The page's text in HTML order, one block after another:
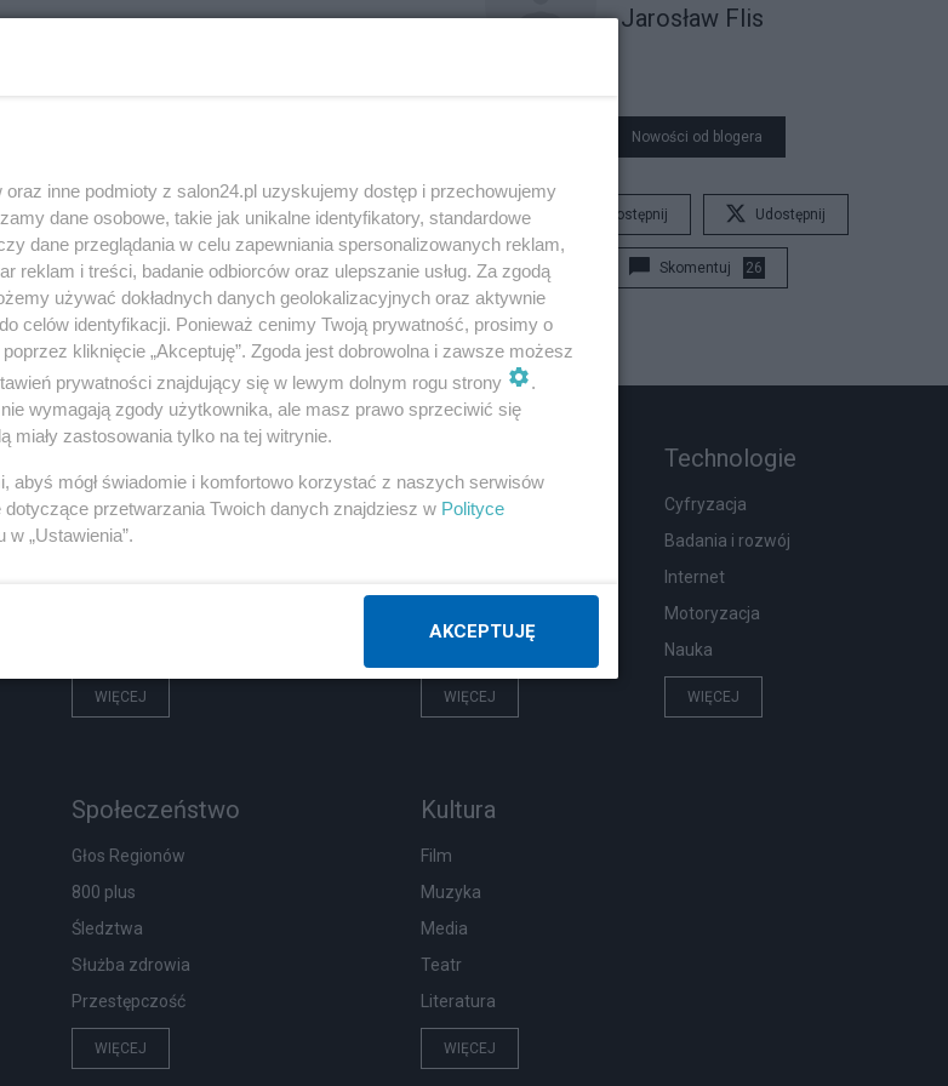
Jarosław Flis
Nowości od blogera
Udostępnij Udostępnij
Skomentuj 26
Biznes
Pieniądze
WIĘCEJ
Zdrowie
WIĘCEJ
Technologie
Cyfryzacja
Badania i rozwój
Internet
Motoryzacja
Nauka
WIĘCEJ
Społeczeństwo
Głos Regionów
800 plus
Śledztwa
Służba zdrowia
Przestępczość
WIĘCEJ
Kultura
Film
Muzyka
Media
Teatr
Literatura
WIĘCEJ
inne podmioty z salon24.pl uzyskujemy dostęp i przechowujemy
dane osobowe, takie jak unikalne identyfikatory, standardowe
dane przeglądania w celu zapewniania spersonalizowanych reklam,
reklam i treści, badanie odbiorców oraz ulepszanie usług. Za zgodą
używać dokładnych danych geolokalizacyjnych oraz aktywnie
celów identyfikacji. Ponieważ cenimy Twoją prywatność, prosimy o
kliknięcie „Akceptuję”. Zgoda jest dobrowolna i zawsze możesz
prywatności znajdujący się w lewym dolnym rogu strony
.
wymagają zgody użytkownika, ale masz prawo sprzeciwić się
miały zastosowania tylko na tej witrynie.
abyś mógł świadomie i komfortowo korzystać z naszych serwisów
dotyczące przetwarzania Twoich danych znajdziesz w Polityce
w „Ustawienia”.
AKCEPTUJĘ